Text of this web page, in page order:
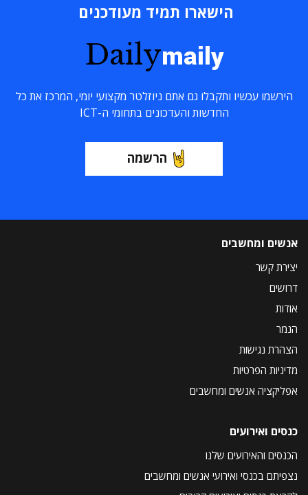
הישארו תמיד מעודכנים
Dailymaily
הירשמו עכשיו ותקבלו גם אתם ניוזלטר מקצועי יומי, המרכז את כל
החדשות והעדכונים בתחומי ה-ICT
הרשמה
אנשים ומחשבים
יצירת קשר
דרושים
אודות
הנמר
הצהרת נגישות
מדיניות הפרטיות
אפליקציה אנשים ומחשבים
כנסים ואירועים
הכנסים והאירועים שלנו
נצפיתם בכנסי ואירועי אנשים ומחשבים